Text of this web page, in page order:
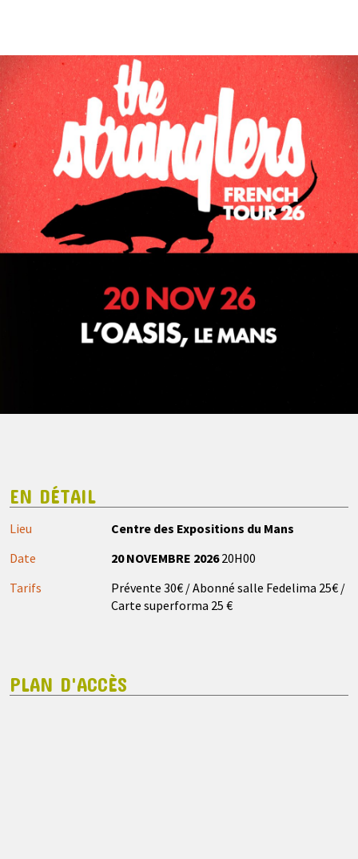
EN DÉTAIL
Lieu
Centre des Expositions du Mans
Date
20 NOVEMBRE 202620H00
Tarifs
Prévente 30€ / Abonné salle Fedelima 25€ /
Carte superforma 25 €
PLAN D'ACCÈS